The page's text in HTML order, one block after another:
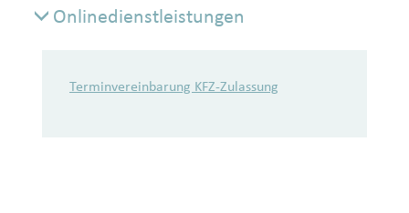
Onlinedienstleistungen
Onlinedienstleistungen
Terminvereinbarung KFZ-Zulassung